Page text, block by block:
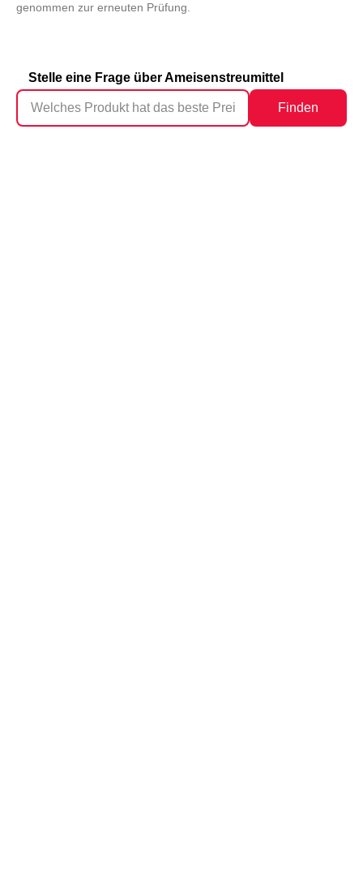
genommen zur erneuten Prüfung.
Stelle eine Frage über Ameisenstreumittel
Finden